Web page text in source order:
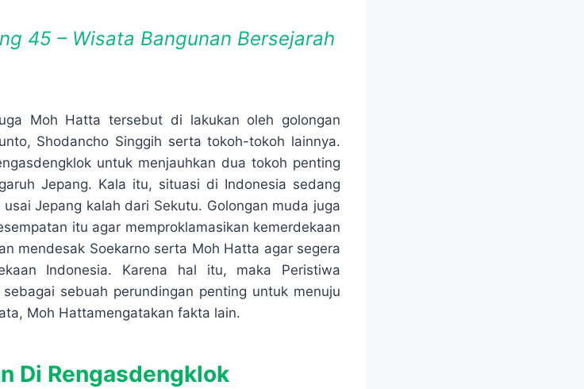
45 – Wisata Bangunan Bersejarah
Moh Hatta tersebut di lakukan oleh golongan
Shodancho Singgih serta tokoh-tokoh lainnya.
untuk menjauhkan dua tokoh penting
Jepang. Kala itu, situasi di Indonesia sedang
Jepang kalah dari Sekutu. Golongan muda juga
itu agar memproklamasikan kemerdekaan
mendesak Soekarno serta Moh Hatta agar segera
Indonesia. Karena hal itu, maka Peristiwa
sebuah perundingan penting untuk menuju
Moh Hattamengatakan fakta lain.
Di Rengasdengklok